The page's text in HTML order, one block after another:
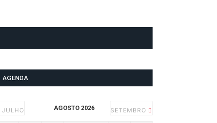
AGENDA
JULHO AGOSTO 2026 SETEMBRO